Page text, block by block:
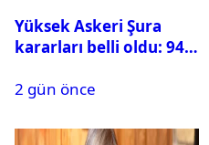
Yüksek Askeri Şura
kararları belli oldu: 94
2 gün önce